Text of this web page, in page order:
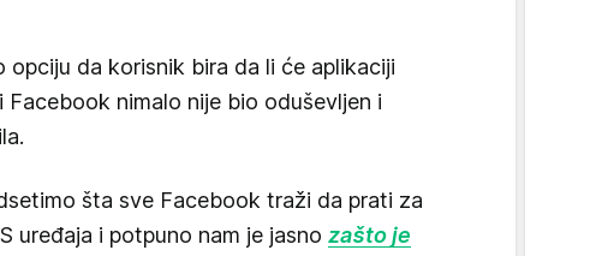
opciju da korisnik bira da li će aplikaciji
nimalo nije bio oduševljen i
šta sve Facebook traži da prati za
uređaja i potpuno nam je jasno zašto je